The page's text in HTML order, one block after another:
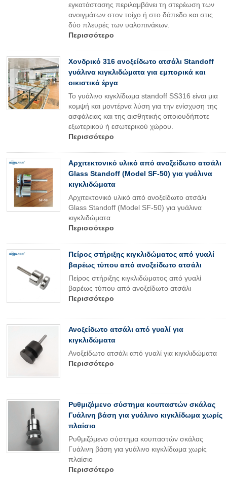
εγκατάστασης περιλαμβάνει τη στερέωση των
ανοιγμάτων στον τοίχο ή στο δάπεδο και στις
δύο πλευρές των υαλοπινάκων.
Περισσότερο
Χονδρικό 316 ανοξείδωτο ατσάλι Standoff
γυάλινα κιγκλιδώματα για εμπορικά και
οικιστικά έργα
Το γυάλινο κιγκλίδωμα standoff SS316 είναι μια
κομψή και μοντέρνα λύση για την ενίσχυση της
ασφάλειας και της αισθητικής οποιουδήποτε
εξωτερικού ή εσωτερικού χώρου.
Περισσότερο
Αρχιτεκτονικό υλικό από ανοξείδωτο ατσάλι
Glass Standoff (Model SF-50) για γυάλινα
κιγκλιδώματα
Αρχιτεκτονικό υλικό από ανοξείδωτο ατσάλι
Glass Standoff (Model SF-50) για γυάλινα
κιγκλιδώματα
Περισσότερο
Πείρος στήριξης κιγκλιδώματος από γυαλί
βαρέως τύπου από ανοξείδωτο ατσάλι
Πείρος στήριξης κιγκλιδώματος από γυαλί
βαρέως τύπου από ανοξείδωτο ατσάλι
Περισσότερο
Ανοξείδωτο ατσάλι από γυαλί για
κιγκλιδώματα
Ανοξείδωτο ατσάλι από γυαλί για κιγκλιδώματα
Περισσότερο
Ρυθμιζόμενο σύστημα κουπαστών σκάλας
Γυάλινη βάση για γυάλινο κιγκλίδωμα χωρίς
πλαίσιο
Ρυθμιζόμενο σύστημα κουπαστών σκάλας
Γυάλινη βάση για γυάλινο κιγκλίδωμα χωρίς
πλαίσιο
Περισσότερο